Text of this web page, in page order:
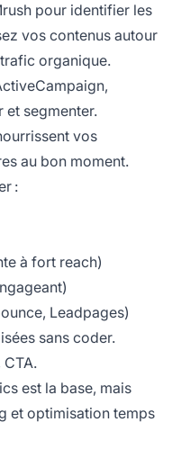
pour identifier les
vos contenus autour
organique.
et segmenter.
vos
au bon moment.
:
à fort reach)
Leadpages)
sans coder.
CTA.
est la base, mais
et optimisation temps